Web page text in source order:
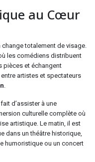
au Cœur
totalement de visage.
les comédiens distribuent
pièces et échangent
artistes et spectateurs
.
d’assister à une
culturelle complète où
artistique. Le matin, il est
dans un théâtre historique,
humoristique ou un concert